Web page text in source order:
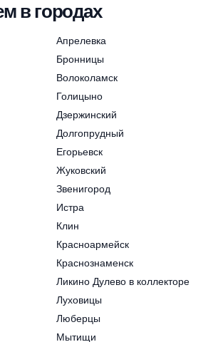
в городах
Апрелевка
Бронницы
Волоколамск
Голицыно
Дзержинский
Долгопрудный
Егорьевск
Жуковский
Звенигород
Истра
Клин
Красноармейск
Краснознаменск
Ликино Дулево в коллекторе
Луховицы
Люберцы
Мытищи